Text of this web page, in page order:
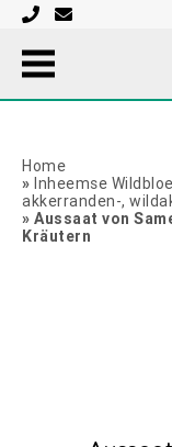
Saat
Home
» Inheemse
akkerranden-,
» Aussaat von
Kräutern